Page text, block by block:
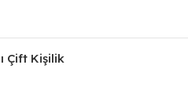
Çift Kişilik